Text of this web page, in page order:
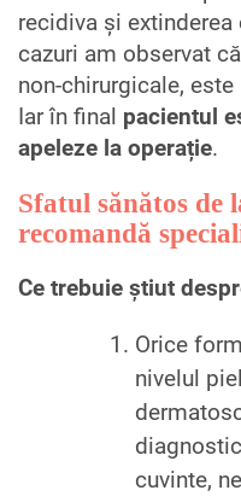
recidiva și
cazuri am observat
non-chirurgicale,
Iar în final pacientul
apeleze la operație.
Sfatul sănătos de
recomandă
Ce trebuie știut
Orice
nivelul
cuvinte,